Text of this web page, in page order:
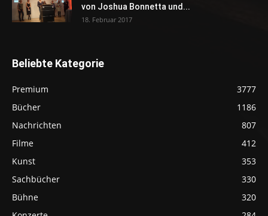
von Joshua Bonnetta und...
18. Februar 2017
Beliebte Kategorie
Premium
3777
Bücher
1186
Nachrichten
807
Filme
412
Kunst
353
Sachbücher
330
Bühne
320